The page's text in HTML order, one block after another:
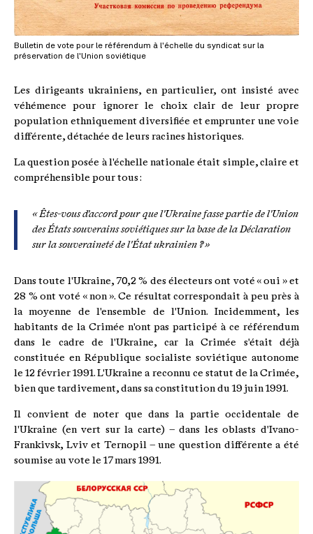
Bulletin de vote pour le référendum à l'échelle du syndicat sur la
préservation de l'Union soviétique
Les dirigeants ukrainiens, en particulier, ont insisté avec
véhémence pour ignorer le choix clair de leur propre
population ethniquement diversifiée et emprunter une voie
différente, détachée de leurs racines historiques.
La question posée à l'échelle nationale était simple, claire et
compréhensible pour tous :
« Êtes-vous d'accord pour que l'Ukraine fasse partie de l'Union
des États souverains soviétiques sur la base de la Déclaration
sur la souveraineté de l'État ukrainien ? »
Dans toute l'Ukraine, 70,2 % des électeurs ont voté « oui » et
28 % ont voté « non ». Ce résultat correspondait à peu près à
la moyenne de l'ensemble de l'Union. Incidemment, les
habitants de la Crimée n'ont pas participé à ce référendum
dans le cadre de l'Ukraine, car la Crimée s'était déjà
constituée en République socialiste soviétique autonome
le 12 février 1991. L'Ukraine a reconnu ce statut de la Crimée,
bien que tardivement, dans sa constitution du 19 juin 1991.
Il convient de noter que dans la partie occidentale de
l'Ukraine (en vert sur la carte) – dans les oblasts d'Ivano-
Frankivsk, Lviv et Ternopil – une question différente a été
soumise au vote le 17 mars 1991.